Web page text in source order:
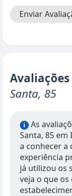
Enviar
Avaliações
Santa, 85
i
As
Santa, 85
a conhecer a
experiência
já utilizou os
veja o que